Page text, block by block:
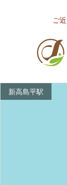
ご
新高島平駅